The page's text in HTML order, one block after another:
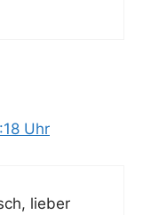
Uhr
lieber